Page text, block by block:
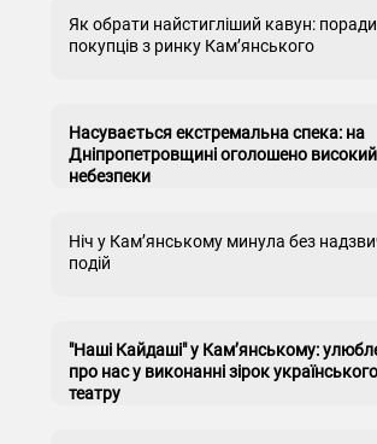
Як обрати найстигліший кавун: поради
покупців з ринку Кам’янського
Насувається екстремальна спека: на
Дніпропетровщині оголошено високий
небезпеки
Ніч у Кам’янському минула без
подій
"Наші Кайдаші" у Кам’янському:
про нас у виконанні зірок
театру